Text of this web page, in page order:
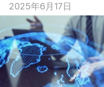
2025年6月17日